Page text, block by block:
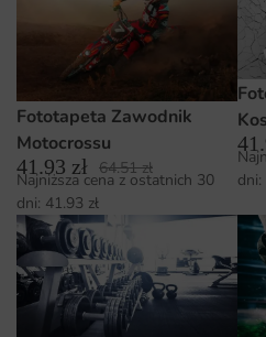
Fototapeta Zawodnik
Motocrossu
41.93 zł 64.51zł
Najniższa cena z ostatnich 30
dni: 41.93 zł
dni: